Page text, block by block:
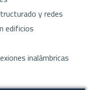
y redes
edificios
inalámbricas